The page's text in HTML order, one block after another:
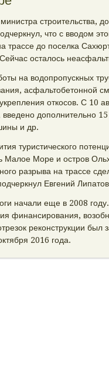
строительства,
что с вводом
трассе до поселка
осталось
на водопропускных
асфальтобетонной
откосов. С 10
дополнительно
и др.
туристического
Малое Море и остров
разрыва на трассе
Евгений
начали еще в 2008
финансирования,
реконструкции был
2016 года.